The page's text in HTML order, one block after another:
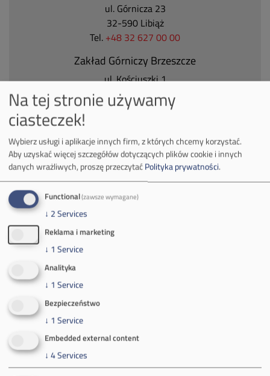
ul. Górnicza 23
32-590 Libiąż
Tel. +48 32 627 00 00
Zakład Górniczy Brzeszcze
ul.Kościuszki 1
32-620 Brzeszcze
tel. +48 32 716 53 00
Kontakt dla mediów:
mail:media@pkw-sa.pl
(poniedziałek-piątek 7:00-15:00)
Spółka Południowy Koncern Węglowy
Zakład Górniczy Brzeszcze
Na tej stronie używamy
ciasteczek!
Wybierz usługi i aplikacje innych firm, z których chcemy korzystać.
Aby uzyskać więcej szczegółów dotyczących plików cookie i innych
danych wrażliwych, proszę przeczytaćPolityka prywatności.
Functional(zawsze wymagane)
↓ 2Services
Reklama i marketing
↓ 1 Service
Analityka
↓ 1 Service
Bezpieczeństwo
↓ 1 Service
Embedded external content
↓ 4Services